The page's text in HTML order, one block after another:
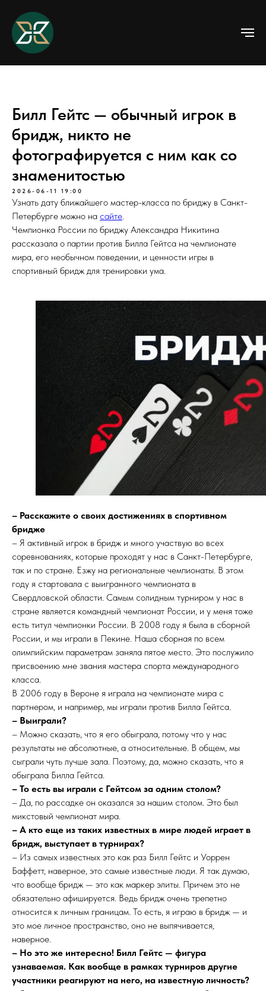
Билл Гейтс — обычный игрок в
бридж, никто не
фотографируется с ним как со
знаменитостью
2026-06-11 19:00
Узнать дату ближайшего мастер-класса по бриджу в Санкт-
Петербурге можно на сайте.
Чемпионка России по бриджу Александра Никитина
рассказала о партии против Билла Гейтса на чемпионате
мира, его необычном поведении, и ценности игры в
спортивный бридж для тренировки ума.
– Расскажите о своих достижениях в спортивном
бридже
– Я активный игрок в бридж и много участвую во всех
соревнованиях, которые проходят у нас в Санкт-Петербурге,
так и по стране. Езжу на региональные чемпионаты. В этом
году я стартовала с выигранного чемпионата в
Свердловской области. Самым солидным турниром у нас в
стране является командный чемпионат России, и у меня тоже
есть титул чемпионки России. В 2008 году я была в сборной
России, и мы играли в Пекине. Наша сборная по всем
олимпийским параметрам заняла пятое место. Это послужило
присвоению мне звания мастера спорта международного
класса.
В 2006 году в Вероне я играла на чемпионате мира с
партнером, и например, мы играли против Билла Гейтса.
– Выиграли?
– Можно сказать, что я его обыграла, потому что у нас
результаты не абсолютные, а относительные. В общем, мы
сыграли чуть лучше зала. Поэтому, да, можно сказать, что я
обыграла Билла Гейтса.
– То есть вы играли с Гейтсом за одним столом?
– Да, по рассадке он оказался за нашим столом. Это был
микстовый чемпионат мира.
– А кто еще из таких известных в мире людей играет в
бридж, выступает в турнирах?
– Из самых известных это как раз Билл Гейтс и Уоррен
Баффетт, наверное, это самые известные люди. Я так думаю,
что вообще бридж — это как маркер элиты. Причем это не
обязательно афишируется. Ведь бридж очень трепетно
относится к личным границам. То есть, я играю в бридж — и
это мое личное пространство, оно не выпячивается,
наверное.
– Но это же интересно! Билл Гейтс — фигура
узнаваемая. Как вообще в рамках турниров другие
участники реагируют на него, на известную личность?